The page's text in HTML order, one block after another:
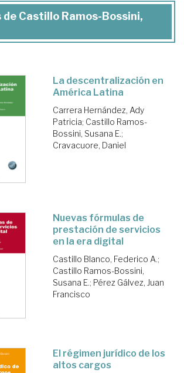
Castillo Ramos-Bossini,
La descentralización en
América Latina
Carrera Hernández, Ady
Patricia; Castillo Ramos-
Bossini, Susana E.;
Cravacuore, Daniel
Nuevas fórmulas de
prestación de servicios
en la era digital
Castillo Blanco, Federico A.;
Castillo Ramos-Bossini,
Susana E.; Pérez Gálvez, Juan
Francisco
El régimen jurídico de los
altos cargos